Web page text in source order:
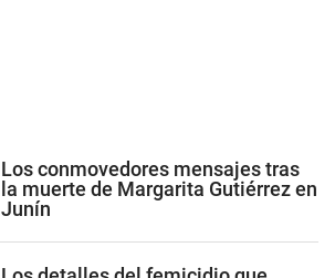
Los conmovedores mensajes tras
la muerte de Margarita Gutiérrez en
Junín